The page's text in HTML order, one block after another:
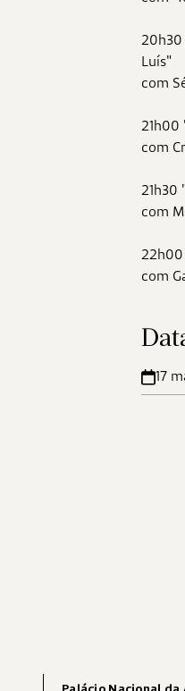
20h30
Luís"
com
21h00
com
21h30
com
22h00
com
17